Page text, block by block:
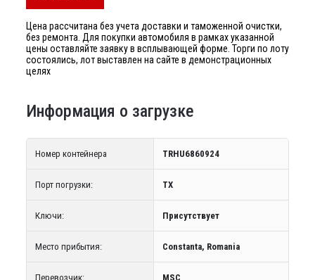
Цена рассчитана без учета доставки и таможенной очистки,
без ремонта. Для покупки автомобиля в рамках указанной
цены оставляйте заявку в всплывающей форме. Торги по лоту
состоялись, лот выставлен на сайте в демонстрационных
целях
Информация о загрузке
Номер контейнера TRHU6860924
Порт погрузки: TX
Ключи: Присутствует
Место прибытия: Constanta, Romania
Перевозчик: MSC